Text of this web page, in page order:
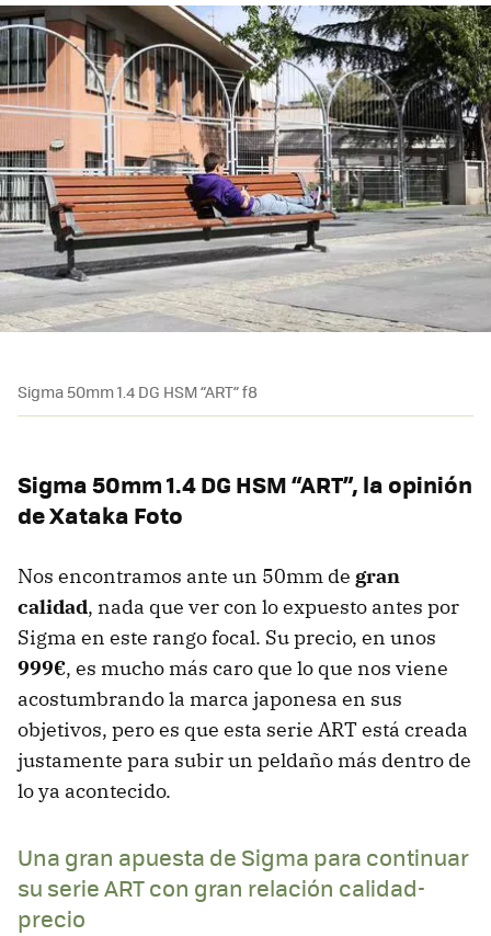
Sigma 50mm 1.4 DG HSM “ART” f8
Sigma 50mm 1.4 DG HSM “ART”, la opinión
de Xataka Foto
Nos encontramos ante un 50mm de gran
calidad, nada que ver con lo expuesto antes por
Sigma en este rango focal. Su precio, en unos
999€, es mucho más caro que lo que nos viene
acostumbrando la marca japonesa en sus
objetivos, pero es que esta serie ART está creada
justamente para subir un peldaño más dentro de
lo ya acontecido.
Una gran apuesta de Sigma para continuar
su serie ART con gran relación calidad-
precio